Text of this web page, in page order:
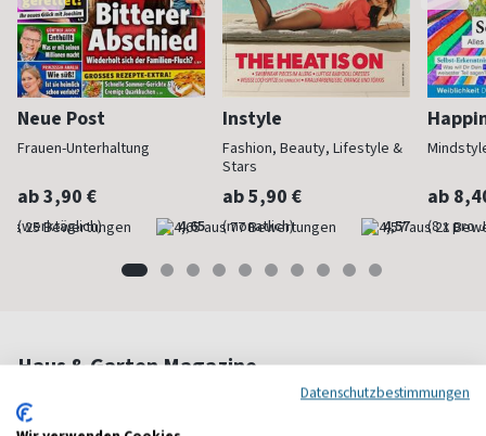
Neue Post
Frauen-Unterhaltung
ab 3,90 €
(werktäglich) 4,65
Instyle
Fashion, Beauty, Lifestyle &
Stars
ab 5,90 €
(monatlich) 4,57
ab
(8 x pro
Haus & Garten Magazine
Datenschutzbestimmungen